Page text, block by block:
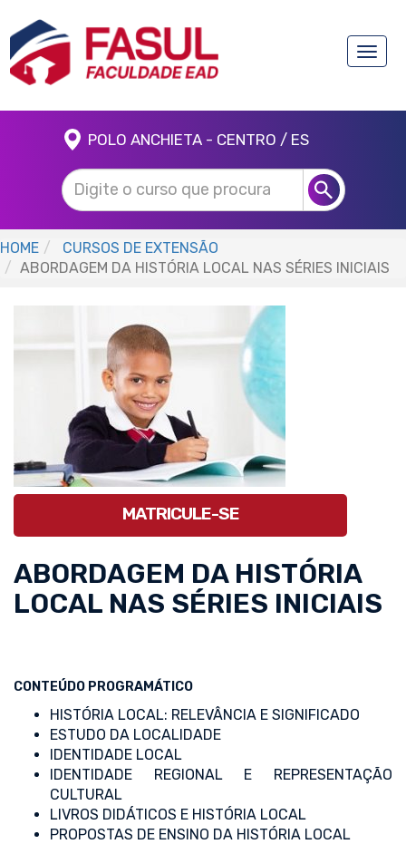
Toggle
POLO ANCHIETA - CENTRO / ES
HOME
CURSOS DE EXTENSÃO
ABORDAGEM DA HISTÓRIA LOCAL NAS SÉRIES INICIAIS
MATRICULE-SE
ABORDAGEM DA HISTÓRIA
LOCAL NAS SÉRIES INICIAIS
CONTEÚDO PROGRAMÁTICO
HISTÓRIA LOCAL: RELEVÂNCIA E SIGNIFICADO
ESTUDO DA LOCALIDADE
IDENTIDADE LOCAL
IDENTIDADE REGIONAL E REPRESENTAÇÃO
CULTURAL
LIVROS DIDÁTICOS E HISTÓRIA LOCAL
PROPOSTAS DE ENSINO DA HISTÓRIA LOCAL